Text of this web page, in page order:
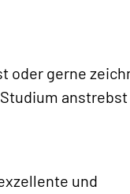
oder gerne
anstrebst
und